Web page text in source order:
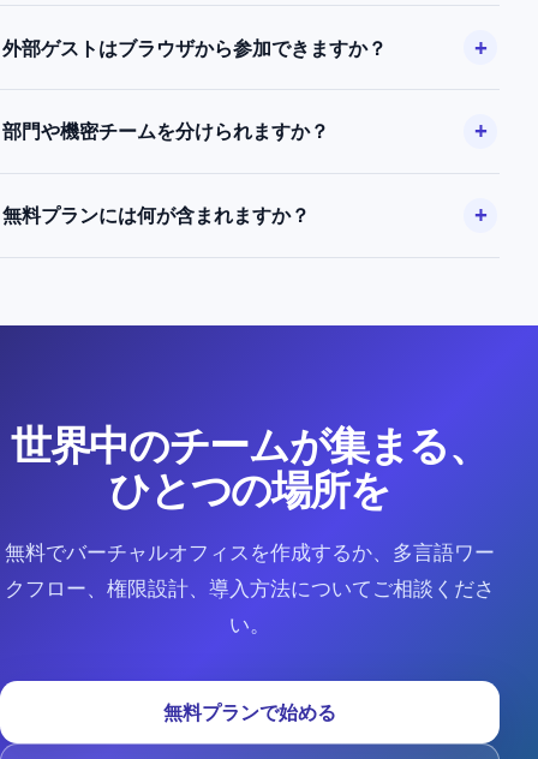
外部ゲストはブラウザから参加できますか？
部門や機密チームを分けられますか？
無料プランには何が含まれますか？
世界中のチームが集まる、
ひとつの場所を
無料でバーチャルオフィスを作成するか、多言語ワー
クフロー、権限設計、導入方法についてご相談くださ
い。
無料プランで始める